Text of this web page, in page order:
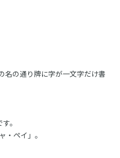
名の通り牌に字が一文字だけ書
。
・ペイ」。